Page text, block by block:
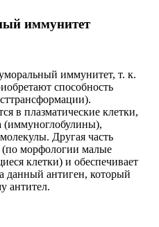
иммунитет
иммунитет, т. к.
способность
в плазматические клетки,
(иммуноглобулины),
Другая часть
(по морфологии малые
клетки) и обеспечивает
антиген, который
антител.